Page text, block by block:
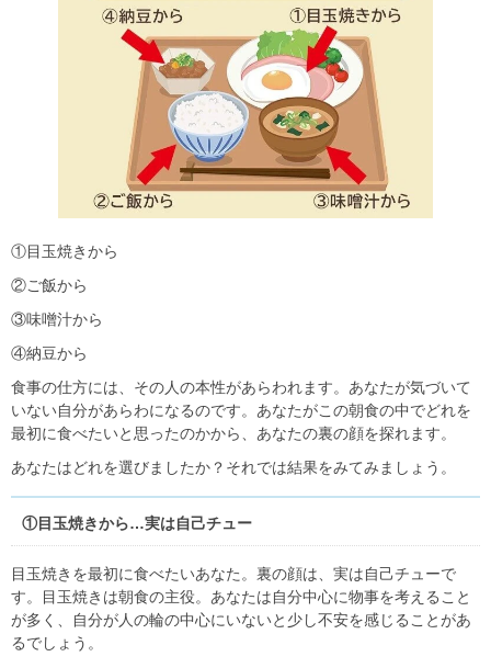
①目玉焼きから
②ご飯から
③味噌汁から
④納豆から
食事の仕方には、その人の本性があらわれます。あなたが気づいて
いない自分があらわになるのです。あなたがこの朝食の中でどれを
最初に食べたいと思ったのかから、あなたの裏の顔を探れます。
あなたはどれを選びましたか？それでは結果をみてみましょう。
①目玉焼きから…実は自己チュー
目玉焼きを最初に食べたいあなた。裏の顔は、実は自己チューで
す。目玉焼きは朝食の主役。あなたは自分中心に物事を考えること
が多く、自分が人の輪の中心にいないと少し不安を感じることがあ
るでしょう。